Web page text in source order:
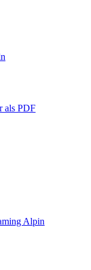
als PDF
Alpin